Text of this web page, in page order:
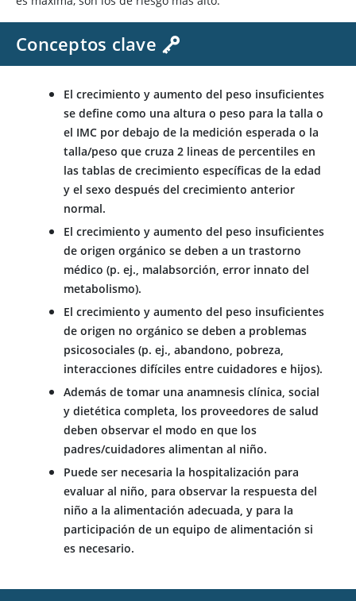
Conceptos clave
El crecimiento y aumento del peso insuficientes
se define como una altura o peso para la talla o
el IMC por debajo de la medición esperada o la
talla/peso que cruza 2 lineas de percentiles en
las tablas de crecimiento específicas de la edad
y el sexo después del crecimiento anterior
normal.
El crecimiento y aumento del peso insuficientes
de origen orgánico se deben a un trastorno
médico (p. ej., malabsorción, error innato del
metabolismo).
El crecimiento y aumento del peso insuficientes
de origen no orgánico se deben a problemas
psicosociales (p. ej., abandono, pobreza,
interacciones difíciles entre cuidadores e hijos).
Además de tomar una anamnesis clínica, social
y dietética completa, los proveedores de salud
deben observar el modo en que los
padres/cuidadores alimentan al niño.
Puede ser necesaria la hospitalización para
evaluar al niño, para observar la respuesta del
niño a la alimentación adecuada, y para la
participación de un equipo de alimentación si
es necesario.